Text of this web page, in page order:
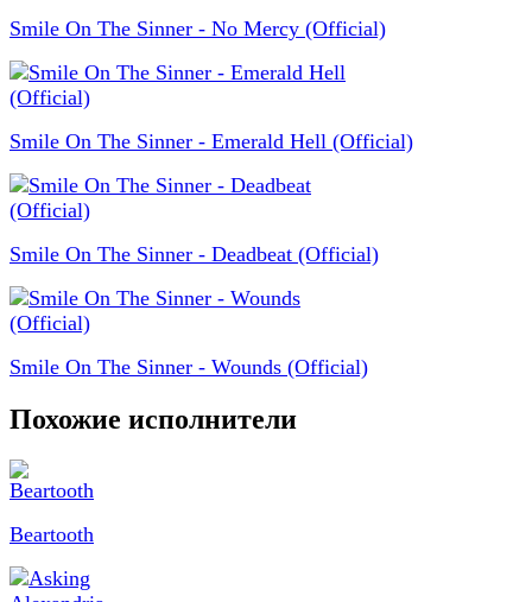
Smile On The Sinner - No Mercy (Official)
Smile On The Sinner - Emerald Hell (Official)
Smile On The Sinner - Deadbeat (Official)
Smile On The Sinner - Wounds (Official)
Похожие исполнители
Beartooth